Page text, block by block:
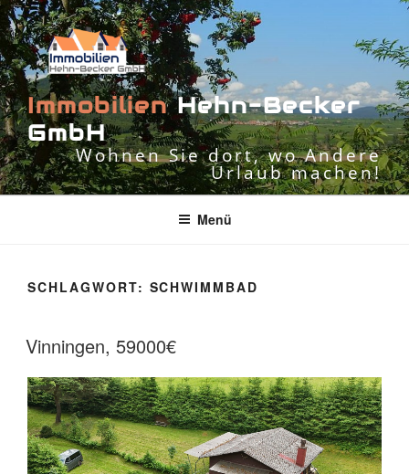
Zum
Inhalt
springen
Immobilien Hehn-Becker
GmbH
Wohnen Sie dort, wo Andere
Urlaub machen!
Menü
SCHLAGWORT: SCHWIMMBAD
Vinningen, 59000€